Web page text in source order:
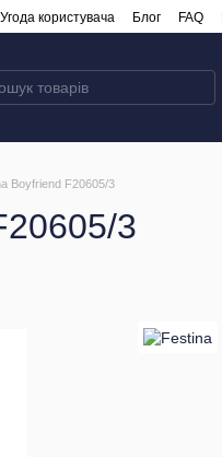
Угода користувача Блог FAQ
Boyfriend F20605/3
3